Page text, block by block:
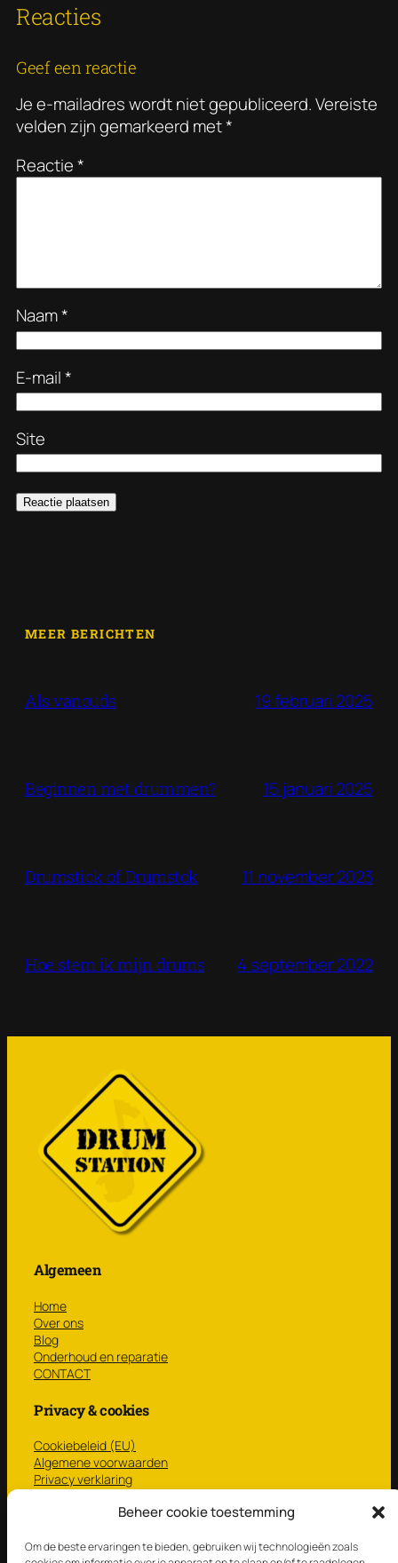
Beheer cookie toestemming
Om de beste ervaringen te bieden, gebruiken wij technologieën zoals
Reacties
Geef een reactie
Je e-mailadres wordt niet gepubliceerd.Vereiste
velden zijn gemarkeerd met*
Reactie*
Naam*
E-mail*
Site
MEER BERICHTEN
Als vanouds 19 februari 2025
Beginnen met drummen? 15 januari 2025
Drumstick of Drumstok 11 november 2023
Hoe stem ik mijn drums 4 september 2022
Algemeen
Home
Over ons
Blog
Onderhoud en reparatie
CONTACT
Privacy & cookies
Cookiebeleid (EU)
Algemene voorwaarden
Privacy verklaring